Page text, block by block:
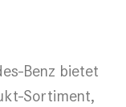
Benz bietet
Sortiment,